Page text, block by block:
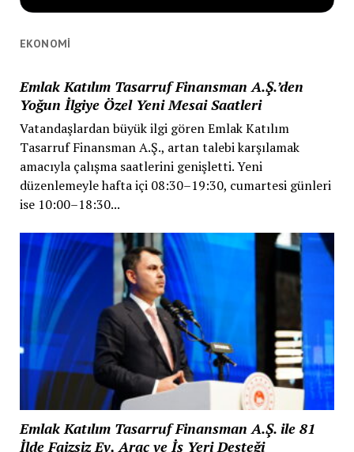
EKONOMI
Emlak Katılım Tasarruf Finansman A.Ş.’den
Yoğun İlgiye Özel Yeni Mesai Saatleri
Vatandaşlardan büyük ilgi gören Emlak Katılım
Tasarruf Finansman A.Ş., artan talebi karşılamak
amacıyla çalışma saatlerini genişletti. Yeni
düzenlemeyle hafta içi 08:30–19:30, cumartesi günleri
ise 10:00–18:30...
Emlak Katılım Tasarruf Finansman A.Ş. ile 81
İlde Faizsiz Ev, Araç ve İş Yeri Desteği